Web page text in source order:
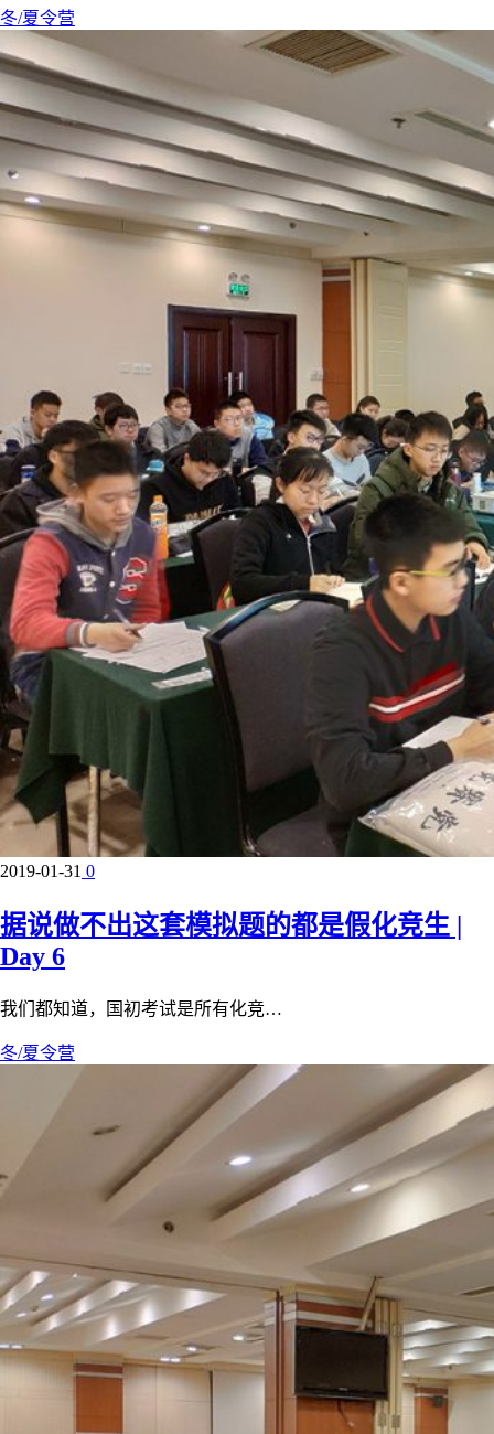
冬/夏令营
2019-01-31 0
据说做不出这套模拟题的都是假化竞生 |
Day 6
我们都知道，国初考试是所有化竞…
冬/夏令营